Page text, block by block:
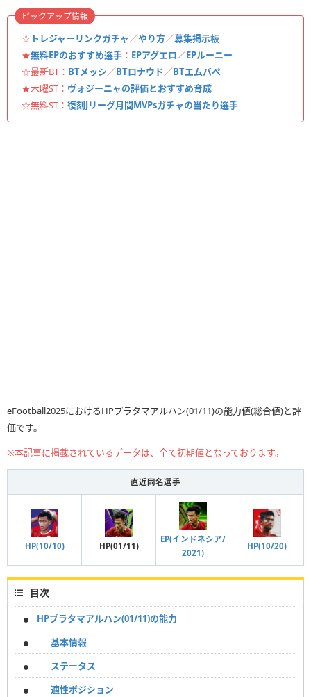
☆ トレジャーリンクガチャ／やり方／募集掲示板
★無料EPのおすすめ選手 ： EPアグエロ／EPルーニー
☆最新BT： BTメッシ／BTロナウド／BTエムバペ
★木曜ST： ヴォジーニャの評価とおすすめ育成
☆無料ST： 復刻Jリーグ月間MVPsガチャの当たり選手
ピックアップ情報
eFootball2025におけるHPプラタマアルハン(01/11)の能力値(総合値)と評
価です。
※本記事に掲載されているデータは、全て初期値となっております。
直近同名選手
HP(10/10) HP(01/11)
EP(インドネシア/
2021)
HP(10/20)
目次
HPプラタマアルハン(01/11)の能力
基本情報
ステータス
適性ポジション